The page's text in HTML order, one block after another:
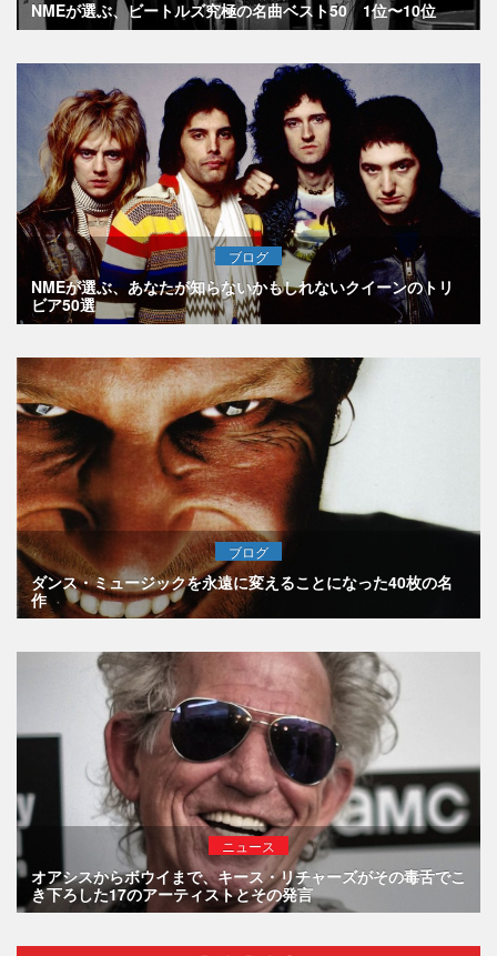
NMEが選ぶ、ビートルズ究極の名曲ベスト50 1位〜10位
ブログ
NMEが選ぶ、あなたが知らないかもしれないクイーンのトリ
ビア50選
ブログ
ダンス・ミュージックを永遠に変えることになった40枚の名
作
ニュース
オアシスからボウイまで、キース・リチャーズがその毒舌でこ
き下ろした17のアーティストとその発言